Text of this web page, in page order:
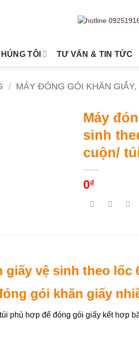
TÔI TƯ VẤN & TIN TỨC
/ MÁY ĐÓNG GÓI KHĂN
Máy
sinh
cuộn/
0₫
vệ sinh theo lốc
gói khăn giấy
phù hợp để đóng gói giấy kết hợp